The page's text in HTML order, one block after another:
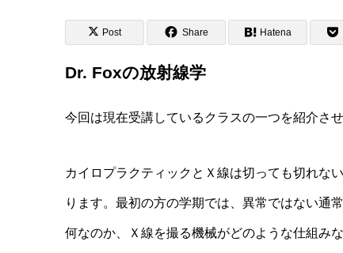
Post Share Hatena
Dr. Foxの放射線学
今回は現在受講しているクラスの一つを紹介さ
カイロプラクティックとＸ線は切っても切れな
ります。最初の方の学期では、異常ではない通
何なのか、Ｘ線を撮る機械がどのような仕組み